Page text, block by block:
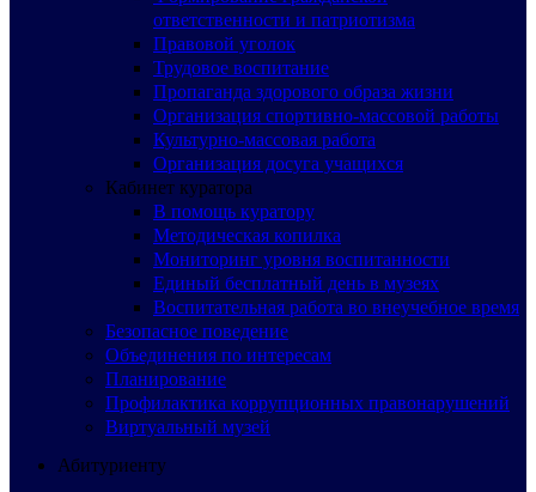
ответственности и патриотизма
Правовой уголок
Трудовое воспитание
Пропаганда здорового образа жизни
Организация спортивно-массовой работы
Культурно-массовая работа
Организация досуга учащихся
Кабинет куратора
В помощь куратору
Методическая копилка
Мониторинг уровня воспитанности
Единый бесплатный день в музеях
Воспитательная работа во внеучебное время
Безопасное поведение
Объединения по интересам
Планирование
Профилактика коррупционных правонарушений
Виртуальный музей
Абитуриенту